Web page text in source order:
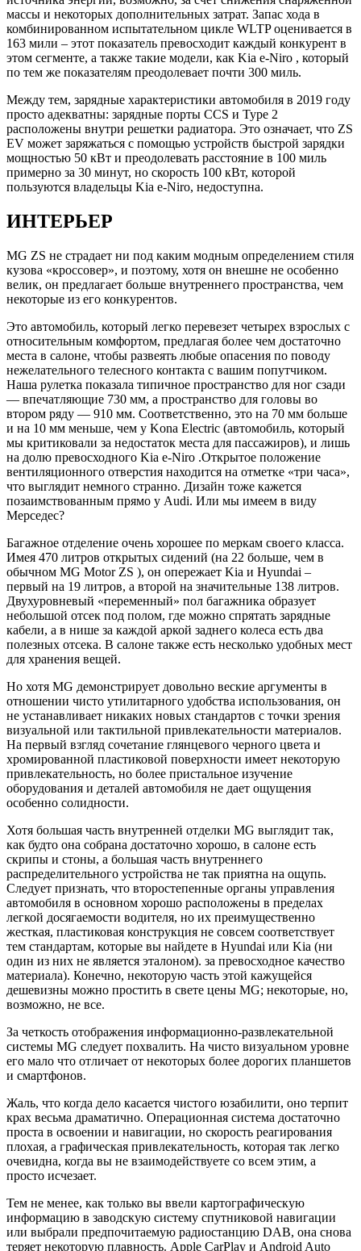
массы и некоторых дополнительных затрат. Запас хода в
комбинированном испытательном цикле WLTP оценивается в
163 мили – этот показатель превосходит каждый конкурент в
этом сегменте, а также такие модели, как Kia e-Niro , который
по тем же показателям преодолевает почти 300 миль.
Между тем, зарядные характеристики автомобиля в 2019 году
просто адекватны: зарядные порты CCS и Type 2
расположены внутри решетки радиатора. Это означает, что ZS
EV может заряжаться с помощью устройств быстрой зарядки
мощностью 50 кВт и преодолевать расстояние в 100 миль
примерно за 30 минут, но скорость 100 кВт, которой
пользуются владельцы Kia e-Niro, недоступна.
ИНТЕРЬЕР
MG ZS не страдает ни под каким модным определением стиля
кузова «кроссовер», и поэтому, хотя он внешне не особенно
велик, он предлагает больше внутреннего пространства, чем
некоторые из его конкурентов.
Это автомобиль, который легко перевезет четырех взрослых с
относительным комфортом, предлагая более чем достаточно
места в салоне, чтобы развеять любые опасения по поводу
нежелательного телесного контакта с вашим попутчиком.
Наша рулетка показала типичное пространство для ног сзади
— впечатляющие 730 мм, а пространство для головы во
втором ряду — 910 мм. Соответственно, это на 70 мм больше
и на 10 мм меньше, чем у Kona Electric (автомобиль, который
мы критиковали за недостаток места для пассажиров), и лишь
на долю превосходного Kia e-Niro .Открытое положение
вентиляционного отверстия находится на отметке «три часа»,
что выглядит немного странно. Дизайн тоже кажется
позаимствованным прямо у Audi. Или мы имеем в виду
Мерседес?
Багажное отделение очень хорошее по меркам своего класса.
Имея 470 литров открытых сидений (на 22 больше, чем в
обычном MG Motor ZS ), он опережает Kia и Hyundai –
первый на 19 литров, а второй на значительные 138 литров.
Двухуровневый «переменный» пол багажника образует
небольшой отсек под полом, где можно спрятать зарядные
кабели, а в нише за каждой аркой заднего колеса есть два
полезных отсека. В салоне также есть несколько удобных мест
для хранения вещей.
Но хотя MG демонстрирует довольно веские аргументы в
отношении чисто утилитарного удобства использования, он
не устанавливает никаких новых стандартов с точки зрения
визуальной или тактильной привлекательности материалов.
На первый взгляд сочетание глянцевого черного цвета и
хромированной пластиковой поверхности имеет некоторую
привлекательность, но более пристальное изучение
оборудования и деталей автомобиля не дает ощущения
особенно солидности.
Хотя большая часть внутренней отделки MG выглядит так,
как будто она собрана достаточно хорошо, в салоне есть
скрипы и стоны, а большая часть внутреннего
распределительного устройства не так приятна на ощупь.
Следует признать, что второстепенные органы управления
автомобиля в основном хорошо расположены в пределах
легкой досягаемости водителя, но их преимущественно
жесткая, пластиковая конструкция не совсем соответствует
тем стандартам, которые вы найдете в Hyundai или Kia (ни
один из них не является эталоном). за превосходное качество
материала). Конечно, некоторую часть этой кажущейся
дешевизны можно простить в свете цены MG; некоторые, но,
возможно, не все.
За четкость отображения информационно-развлекательной
системы MG следует похвалить. На чисто визуальном уровне
его мало что отличает от некоторых более дорогих планшетов
и смартфонов.
Жаль, что когда дело касается чистого юзабилити, оно терпит
крах весьма драматично. Операционная система достаточно
проста в освоении и навигации, но скорость реагирования
плохая, а графическая привлекательность, которая так легко
очевидна, когда вы не взаимодействуете со всем этим, а
просто исчезает.
Тем не менее, как только вы ввели картографическую
информацию в заводскую систему спутниковой навигации
или выбрали предпочитаемую радиостанцию ​​DAB, она снова
теряет некоторую плавность. Apple CarPlay и Android Auto